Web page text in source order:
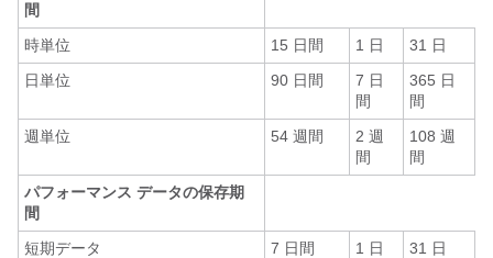
間
時単位
15 日間 1 日
31 日
日単位
90 日間
7 日
間
365 日
間
週単位
54 週間
2 週
間
108 週
間
パフォーマンス データの保存期
間
短期データ
7 日間 1 日
31 日